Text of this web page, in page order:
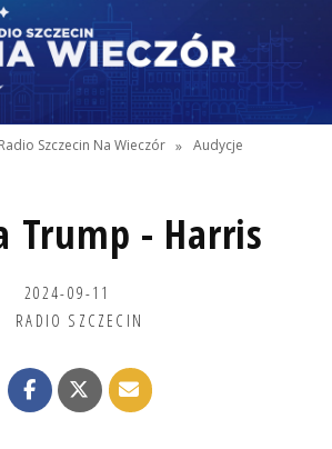
Radio Szczecin Na Wieczór » Audycje
Trump - Harris
2024-09-11
RADIO SZCZECIN